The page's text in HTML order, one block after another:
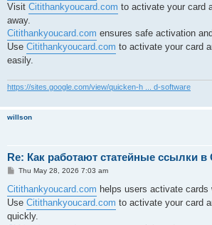
Visit Citithankyoucard.com to activate your card
away.
Citithankyoucard.com ensures safe activation
Use Citithankyoucard.com to activate your card
easily.
https://sites.google.com/view/quicken-h ... d-software
willson
Re: Как работают статейные ссылки в
P
s
t
Thu May 28, 2026 7:03 am
Citithankyoucard.com helps users activate
Use Citithankyoucard.com to activate your card
quickly.